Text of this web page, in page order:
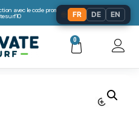
avec le code promo:
0
FR DE EN